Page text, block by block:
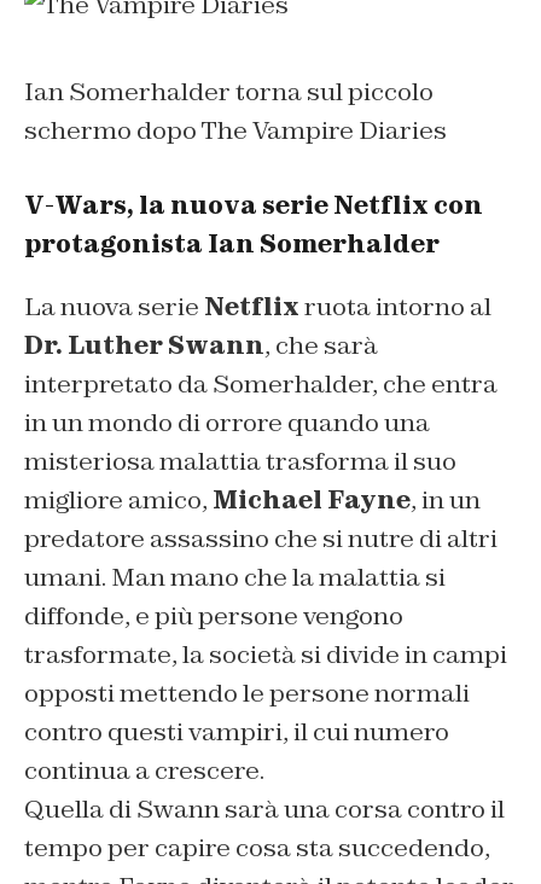
Ian Somerhalder torna sul piccolo
schermo dopo The Vampire Diaries
V-Wars, la nuova serie Netflix con
protagonista Ian Somerhalder
La nuova serie Netflixruota intorno al
Dr. Luther Swann, che sarà
interpretato da Somerhalder, che entra
in un mondo di orrore quando una
misteriosa malattia trasforma il suo
migliore amico, Michael Fayne, in un
predatore assassino che si nutre di altri
umani. Man mano che la malattia si
diffonde, e più persone vengono
trasformate, la società si divide in campi
opposti mettendo le persone normali
contro questi vampiri, il cui numero
continua a crescere.
Quella di Swann sarà una corsa contro il
tempo per capire cosa sta succedendo,